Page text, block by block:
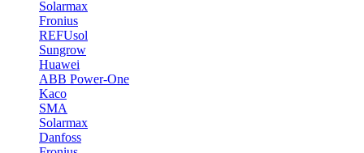
Solarmax
Fronius
REFUsol
Sungrow
Huawei
ABB Power-One
Kaco
SMA
Solarmax
Danfoss